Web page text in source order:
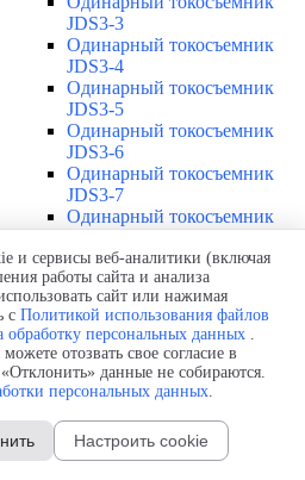
JDS3-3
Одинарный токосъемник
JDS3-4
Одинарный токосъемник
JDS3-5
Одинарный токосъемник
JDS3-6
Одинарный токосъемник
JDS3-7
Одинарный токосъемник
Одинарный токосъемник
JDS3-9
Одинарный токосъемник
JDS3-10
Одинарный токосъемник
JDS3-11
Одинарный токосъемник
U12
Защитная оболочка для
и сервисы веб-аналитики (включая
работы сайта и анализа
сайт или нажимая
с Политикой использования файлов
обработку персональных данных .
отозвать свое согласие в
данные не собираются.
персональных данных.
Настроить cookie